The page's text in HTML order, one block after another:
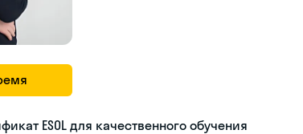
ESOL для качественного обучения